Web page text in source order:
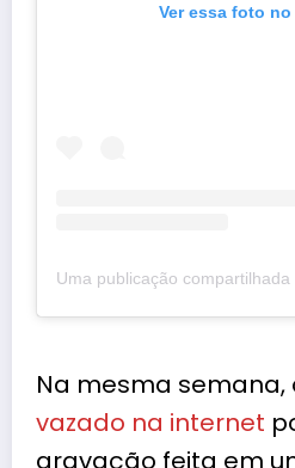
Ver essa foto
Na mesma semana,
vazado na internet p
gravação feita em